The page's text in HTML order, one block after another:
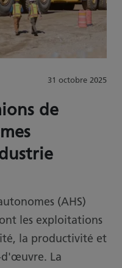
31 octobre 2025
de
(AHS)
les exploitations
la productivité et
La